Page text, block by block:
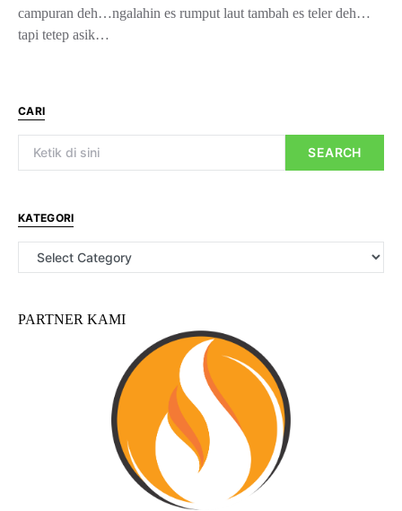
campuran deh…ngalahin es rumput laut tambah es teler deh…
tapi tetep asik…
CARI
SEARCH
KATEGORI
PARTNER KAMI